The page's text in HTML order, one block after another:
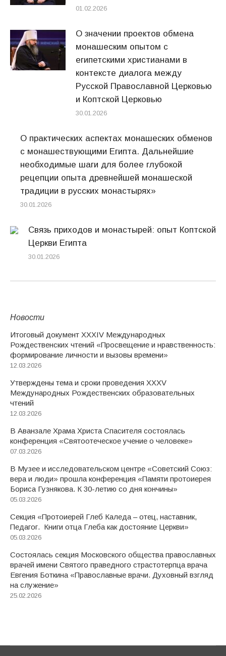
01.02.2026
О значении проектов обмена
монашеским опытом с
египетскими христианами в
контексте диалога между
Русской Православной Церковью
и Коптской Церковью
30.01.2026
О практических аспектах монашеских обменов
с монашествующими Египта. Дальнейшие
необходимые шаги для более глубокой
рецепции опыта древнейшей монашеской
традиции в русских монастырях»
30.01.2026
Связь приходов и монастырей: опыт Коптской
Церкви Египта
30.01.2026
Новости
Итоговый документ XXХIV Международных
Рождественских чтений «Просвещение и нравственность:
формирование личности и вызовы времени»
12.03.2026
Утверждены тема и сроки проведения XXXV
Международных Рождественских образовательных
чтений
12.03.2026
В Аванзале Храма Христа Спасителя состоялась
конференция «Святоотеческое учение о человеке»
07.03.2026
В Музее и исследовательском центре «Советский Союз:
вера и люди» прошла конференция «Памяти протоиерея
Бориса Гузнякова. К 30-летию со дня кончины»
05.03.2026
Секция «Протоиерей Глеб Каледа – отец, наставник,
Педагог. Книги отца Глеба как достояние Церкви»
05.03.2026
Состоялась секция Московского общества православных
врачей имени Святого праведного страстотерпца врача
Евгения Боткина «Православные врачи. Духовный взгляд
на служение»
25.02.2026